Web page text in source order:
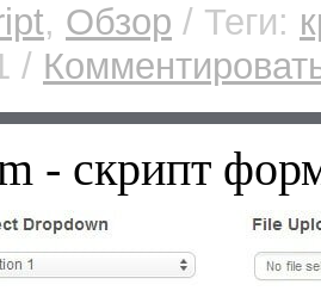
, Обзор / Теги:
/
- скрипт